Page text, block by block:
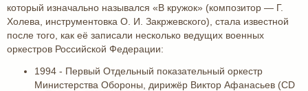
который изначально назывался «В кружок» (композитор — Г.
Холева, инструментовка О. И. Закржевского), стала известной
после того, как её записали несколько ведущих военных
оркестров Российской Федерации:
1994 - Первый Отдельный показательный оркестр
Министерства Обороны, дирижёр Виктор Афанасьев (CD